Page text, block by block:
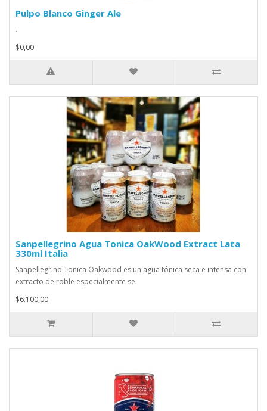
Pulpo Blanco Ginger Ale
..
$0,00
Sanpellegrino Agua Tonica OakWood Extract Lata
330ml Italia
Sanpellegrino Tonica Oakwood es un agua tónica seca e intensa con
extracto de roble especialmente se..
$6.100,00